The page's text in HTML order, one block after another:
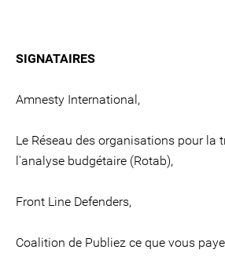
SIGNATAIRES
Amnesty International,
Le Réseau des organisations pour la
l'analyse budgétaire (Rotab),
Front Line Defenders,
Coalition de Publiez ce que vous